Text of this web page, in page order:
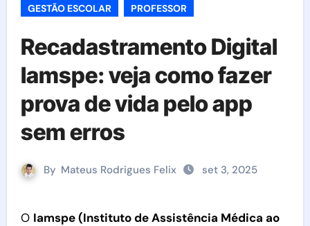
GESTÃO ESCOLAR
PROFESSOR
Recadastramento Digital
Iamspe: veja como fazer
prova de vida pelo app
sem erros
By Mateus Rodrigues Felix set 3, 2025
O Iamspe (Instituto de Assistência Médica ao